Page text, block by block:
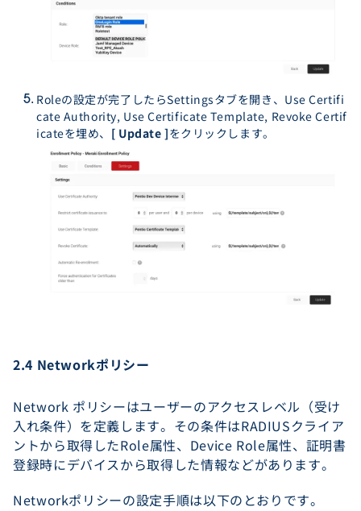
Roleの設定が完了したらSettingsタブを開き、Use Certifi
cate Authority, Use Certificate Template, Revoke Certif
icateを埋め、 [ Update ]をクリックします。
2.4 Networkポリシー
Network ポリシーはユーザーのアクセスレベル（受け
入れ条件）を定義します。その条件はRADIUSクライア
ントから取得したRole属性、Device Role属性、証明書
登録時にデバイスから取得した情報などがあります。
Networkポリシーの設定手順は以下のとおりです。